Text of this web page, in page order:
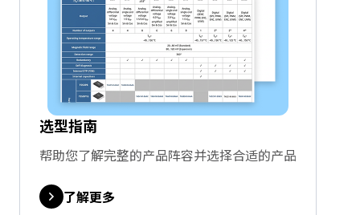
选型指南
帮助您了解完整的产品阵容并选择合适的产品
了解更多